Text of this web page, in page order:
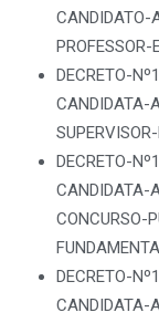
CANDIDATO-
DECRETO-
CANDIDATA-
DECRETO-
CANDIDATA-
CONCURSO-
DECRETO-
CANDIDATA-